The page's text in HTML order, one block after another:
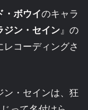
・ボウイのキャラ
ジン・セイン 』の
コーディングさ
ン・セインは、狂